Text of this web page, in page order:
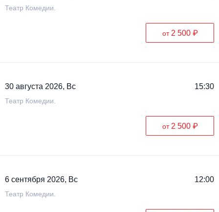
Театр Комедии.
от 2 500 ₽
30 августа 2026, Вс 15:30
Театр Комедии.
от 2 500 ₽
6 сентября 2026, Вс 12:00
Театр Комедии.